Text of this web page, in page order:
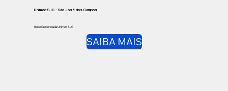
Unimed SJC - São José dos Campos
Rede Credenciada Unimed SJC
SAIBA MAIS